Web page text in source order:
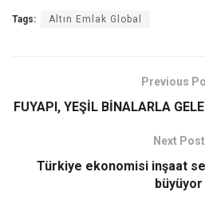
Tags: Altın Emlak Global
Previous
FUYAPI, YEŞİL BİNALARLA
Next Post
Türkiye ekonomisi inşaat
büyüyor